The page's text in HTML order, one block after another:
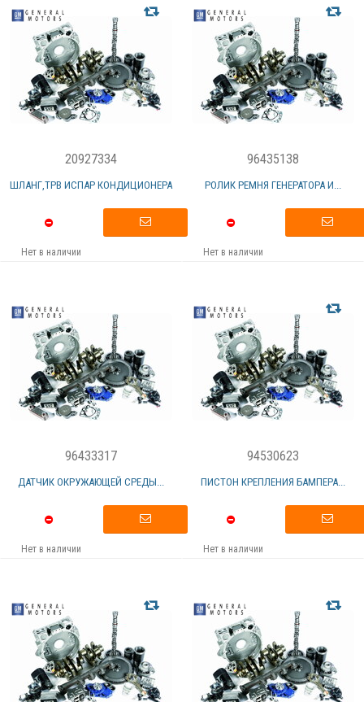
20927334
ШЛАНГ,ТРВ ИСПАР КОНДИЦИОНЕРА
Нет в наличии
96435138
РОЛИК РЕМНЯ ГЕНЕРАТОРА И...
Нет в наличии
96433317
ДАТЧИК ОКРУЖАЮЩЕЙ СРЕДЫ...
Нет в наличии
94530623
ПИСТОН КРЕПЛЕНИЯ БАМПЕРА...
Нет в наличии